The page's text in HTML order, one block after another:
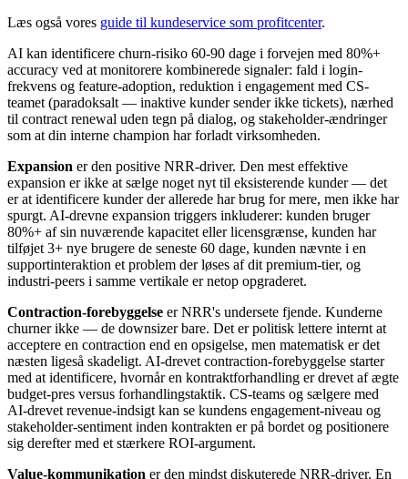
Læs også vores guide til kundeservice som profitcenter.
AI kan identificere churn-risiko 60-90 dage i forvejen med 80%+
accuracy ved at monitorere kombinerede signaler: fald i login-
frekvens og feature-adoption, reduktion i engagement med CS-
teamet (paradoksalt — inaktive kunder sender ikke tickets), nærhed
til contract renewal uden tegn på dialog, og stakeholder-ændringer
som at din interne champion har forladt virksomheden.
Expansion er den positive NRR-driver. Den mest effektive
expansion er ikke at sælge noget nyt til eksisterende kunder — det
er at identificere kunder der allerede har brug for mere, men ikke har
spurgt. AI-drevne expansion triggers inkluderer: kunden bruger
80%+ af sin nuværende kapacitet eller licensgrænse, kunden har
tilføjet 3+ nye brugere de seneste 60 dage, kunden nævnte i en
supportinteraktion et problem der løses af dit premium-tier, og
industri-peers i samme vertikale er netop opgraderet.
Contraction-forebyggelse er NRR's undersete fjende. Kunderne
churner ikke — de downsizer bare. Det er politisk lettere internt at
acceptere en contraction end en opsigelse, men matematisk er det
næsten ligeså skadeligt. AI-drevet contraction-forebyggelse starter
med at identificere, hvornår en kontraktforhandling er drevet af ægte
budget-pres versus forhandlingstaktik. CS-teams og sælgere med
AI-drevet revenue-indsigt kan se kundens engagement-niveau og
stakeholder-sentiment inden kontrakten er på bordet og positionere
sig derefter med et stærkere ROI-argument.
Value-kommunikation er den mindst diskuterede NRR-driver. En